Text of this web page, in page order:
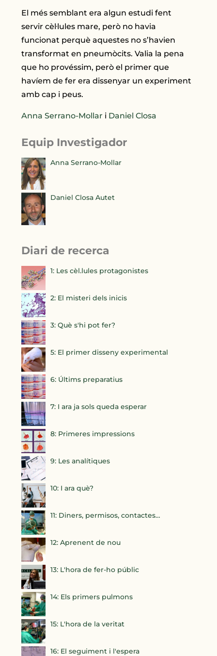
El més semblant era algun estudi fent
servir cèl·lules mare, però no havia
funcionat perquè aquestes no s’havien
transformat en pneumòcits. Valia la pena
que ho provéssim, però el primer que
havíem de fer era dissenyar un experiment
amb cap i peus.
Anna Serrano-Mollar i Daniel Closa
Equip Investigador
Anna Serrano-Mollar
Daniel Closa Autet
Diari de recerca
1: Les cèl.lules protagonistes
2: El misteri dels inicis
3: Què s'hi pot fer?
5: El primer disseny experimental
6: Últims preparatius
7: I ara ja sols queda esperar
8: Primeres impressions
9: Les analítiques
10: I ara què?
11: Diners, permisos, contactes…
12: Aprenent de nou
13: L'hora de fer-ho públic
14: Els primers pulmons
15: L'hora de la veritat
16: El seguiment i l'espera